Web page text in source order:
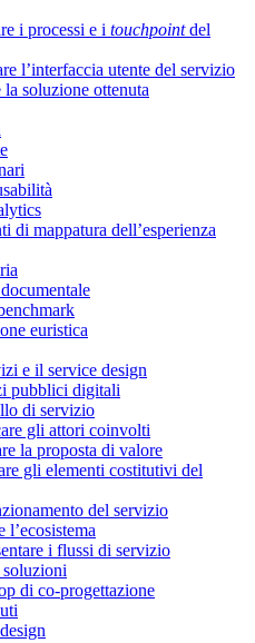
i processi e i touchpointdel
l’interfaccia utente del servizio
soluzione ottenuta
di mappatura dell’esperienza
euristica
e il service design
pubblici digitali
di servizio
gli attori coinvolti
la proposta di valore
gli elementi costitutivi del
del servizio
l’ecosistema
i flussi di servizio
soluzioni
di co-progettazione